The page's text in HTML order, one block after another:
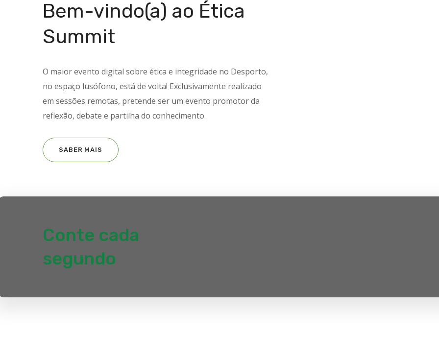
Bem-vindo(a) ao Ética
Summit
O maior evento digital sobre ética e integridade no Desporto,
no espaço lusófono, está de volta! Exclusivamente realizado
em sessões remotas, pretende ser um evento promotor da
reflexão, debate e partilha do conhecimento.
SABER MAIS
Conte cada
segundo